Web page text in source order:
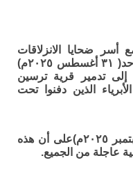
أسر ضحايا الانزلاقات
الأرضية المدمرة التي وقعت يوم الأحد( ٣١ أغسطس ٢٠٢٥م)
تدمير قرية ترسين
الذين دفنوا تحت
​وشدد الحزب، في بيان الثلاثاء(٢ سبتمبر ٢٠٢٥م)على أن هذه
عاجلة من الجميع.